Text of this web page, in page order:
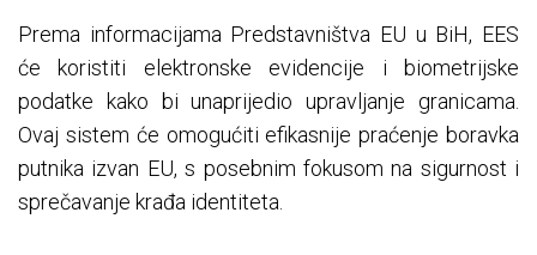
Prema informacijama Predstavništva ЕU u BiH, ЕЕS
će koristiti elektronske evidencije i biometrijske
podatke kako bi unaprijedio upravljanje granicama.
Ovaj sistem će omogućiti efikasnije praćenje boravka
putnika izvan ЕU, s posebnim fokusom na sigurnost i
sprečavanje krađa identiteta.